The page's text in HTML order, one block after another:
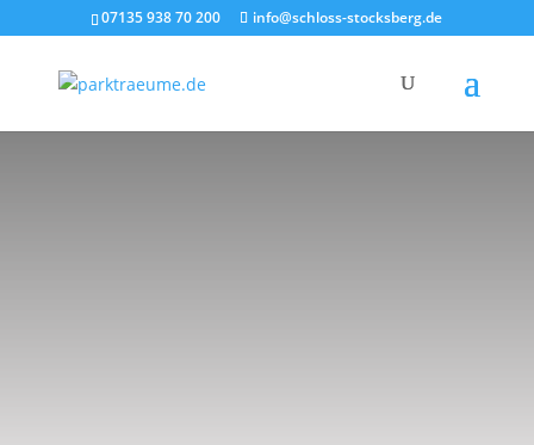
07135 938 70 200 info@schloss-stocksberg.de